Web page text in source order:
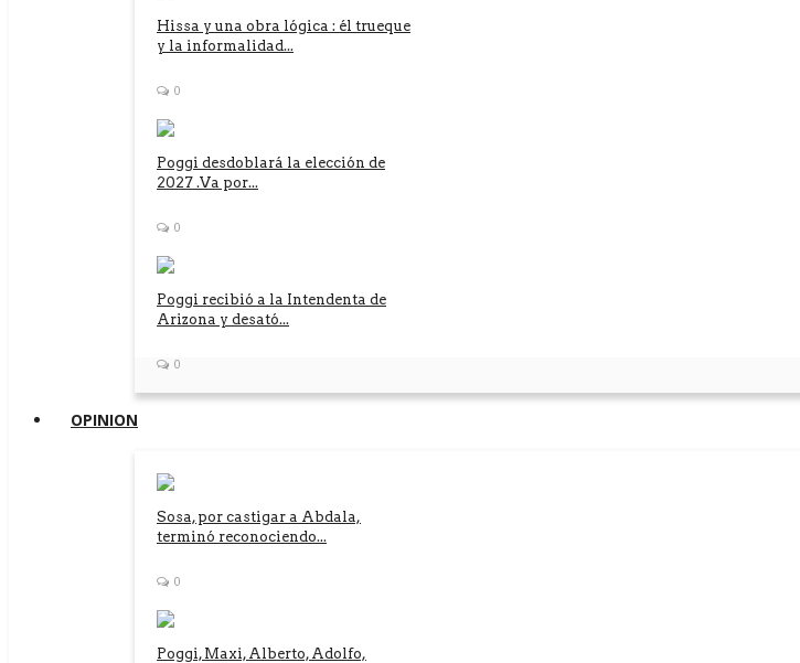
Hissa y una obra lógica : él trueque
y la informalidad...
0
Poggi desdoblará la elección de
2027 .Va por...
0
Poggi recibió a la Intendenta de
Arizona y desató...
0
OPINION
Sosa, por castigar a Abdala,
terminó reconociendo...
0
Poggi, Maxi, Alberto, Adolfo,